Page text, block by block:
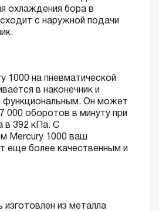
охлаждения бора в
с наружной подачи
1000 на пневматической
в наконечник и
функциональным. Он может
000 оборотов в минуту при
в 392 кПа. С
Mercury 1000 ваш
еще более качественным и
изготовлен из металла